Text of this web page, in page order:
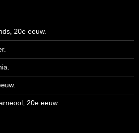
20e eeuw.
20e eeuw.